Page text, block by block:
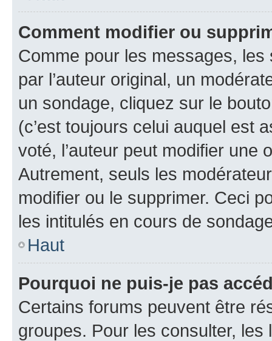
Comment modifier ou
Comme pour les messages,
par l’auteur original, un
un sondage, cliquez sur le
(c’est toujours celui auquel est
voté, l’auteur peut modifier une
Autrement, seuls les
modifier ou le supprimer. Ceci
les intitulés en cours de
Haut
Pourquoi ne puis-je pas
Certains forums peuvent être
groupes. Pour les consulter,